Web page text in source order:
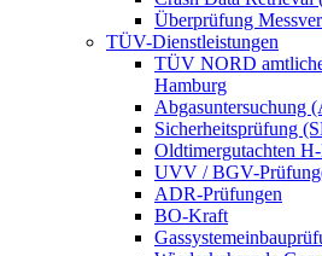
Überprüfung
TÜV-Dienstleistungen
TÜV NORD
Hamburg
Abgasuntersuchung
Sicherheitsprüfung
Oldtimergutachten
UVV / BGV-
ADR-Prüfungen
BO-Kraft